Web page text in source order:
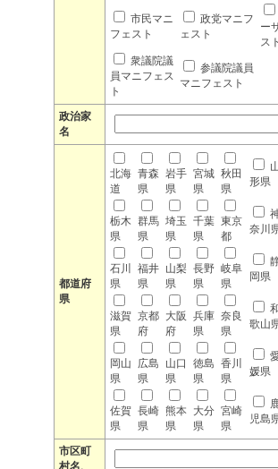
市民マニ
フェスト
政党マニフ
ェスト
ー
スト
衆議院議
員マニフェス
ト
参議院議員
マニフェスト
政治家
名
都道府
県
北海
道
青森
県
岩手
県
宮城
県
秋田
県
形県
栃木
県
群馬
県
埼玉
県
千葉
県
東京
都
奈川
石川
県
福井
県
山梨
県
長野
県
岐阜
県
岡県
滋賀
県
京都
府
大阪
府
兵庫
県
奈良
県
歌山
岡山
県
広島
県
山口
県
徳島
県
香川
県
媛県
佐賀
県
長崎
県
熊本
県
大分
県
宮崎
県
児島
市区町
村名、